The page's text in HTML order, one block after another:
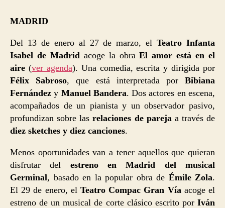
MADRID
Del 13 de enero al 27 de marzo, elTeatro Infanta
Isabel de Madrid acoge la obraEl amor está en el
aire (ver agenda). Una comedia, escrita y dirigida por
Félix Sabroso, que está interpretada porBibiana
Fernández y Manuel Bandera. Dos actores en escena,
acompañados de un pianista y un observador pasivo,
profundizan sobre lasrelaciones de pareja a través de
diez sketches y diez canciones.
Menos oportunidades van a tener aquellos que quieran
disfrutar del estreno en Madrid del musical
Germinal, basado en la popular obra de Émile Zola.
El 29 de enero, el Teatro Compac Gran Vía acoge el
estreno de un musical de corte clásico escrito por Iván